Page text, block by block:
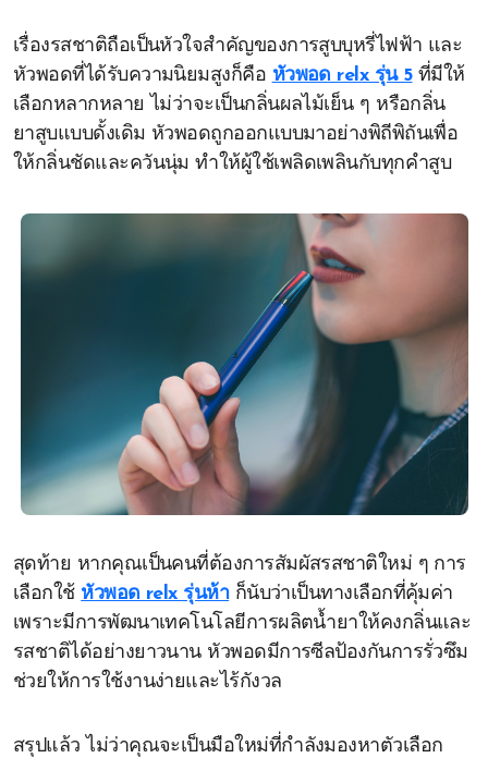
เรื่องรสชาติถือเป็นหัวใจสำคัญของการสูบบุหรี่ไฟฟ้า และ
หัวพอดที่ได้รับความนิยมสูงก็คือ หัวพอด relx รุ่น 5ที่มีให้
เลือกหลากหลาย ไม่ว่าจะเป็นกลิ่นผลไม้เย็น ๆ หรือกลิ่น
ยาสูบแบบดั้งเดิม หัวพอดถูกออกแบบมาอย่างพิถีพิถันเพื่อ
ให้กลิ่นชัดและควันนุ่ม ทำให้ผู้ใช้เพลิดเพลินกับทุกคำสูบ
สุดท้าย หากคุณเป็นคนที่ต้องการสัมผัสรสชาติใหม่ ๆ การ
เลือกใช้ หัวพอด relx รุ่นห้าก็นับว่าเป็นทางเลือกที่คุ้มค่า
เพราะมีการพัฒนาเทคโนโลยีการผลิตน้ำยาให้คงกลิ่นและ
รสชาติได้อย่างยาวนาน หัวพอดมีการซีลป้องกันการรั่วซึม
ช่วยให้การใช้งานง่ายและไร้กังวล
สรุปแล้ว ไม่ว่าคุณจะเป็นมือใหม่ที่กำลังมองหาตัวเลือก